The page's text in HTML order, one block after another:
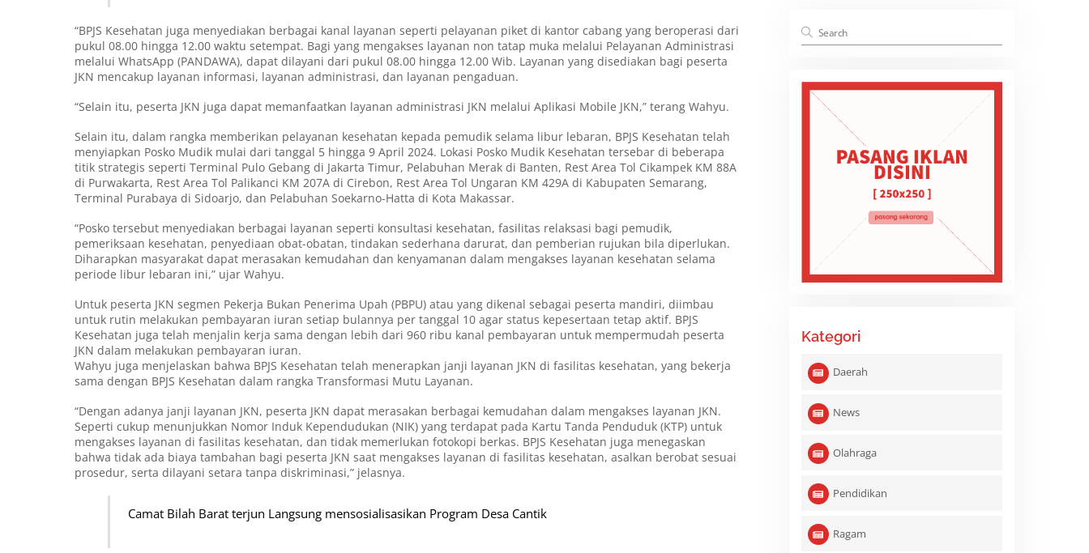
“BPJS Kesehatan juga menyediakan berbagai kanal layanan seperti pelayanan piket di kantor cabang yang beroperasi dari
pukul 08.00 hingga 12.00 waktu setempat. Bagi yang mengakses layanan non tatap muka melalui Pelayanan Administrasi
melalui WhatsApp (PANDAWA), dapat dilayani dari pukul 08.00 hingga 12.00 Wib. Layanan yang disediakan bagi peserta
JKN mencakup layanan informasi, layanan administrasi, dan layanan pengaduan.
“Selain itu, peserta JKN juga dapat memanfaatkan layanan administrasi JKN melalui Aplikasi Mobile JKN,” terang Wahyu.
Selain itu, dalam rangka memberikan pelayanan kesehatan kepada pemudik selama libur lebaran, BPJS Kesehatan telah
menyiapkan Posko Mudik mulai dari tanggal 5 hingga 9 April 2024. Lokasi Posko Mudik Kesehatan tersebar di beberapa
titik strategis seperti Terminal Pulo Gebang di Jakarta Timur, Pelabuhan Merak di Banten, Rest Area Tol Cikampek KM 88A
di Purwakarta, Rest Area Tol Palikanci KM 207A di Cirebon, Rest Area Tol Ungaran KM 429A di Kabupaten Semarang,
Terminal Purabaya di Sidoarjo, dan Pelabuhan Soekarno-Hatta di Kota Makassar.
“Posko tersebut menyediakan berbagai layanan seperti konsultasi kesehatan, fasilitas relaksasi bagi pemudik,
pemeriksaan kesehatan, penyediaan obat-obatan, tindakan sederhana darurat, dan pemberian rujukan bila diperlukan.
Diharapkan masyarakat dapat merasakan kemudahan dan kenyamanan dalam mengakses layanan kesehatan selama
periode libur lebaran ini,” ujar Wahyu.
Untuk peserta JKN segmen Pekerja Bukan Penerima Upah (PBPU) atau yang dikenal sebagai peserta mandiri, diimbau
untuk rutin melakukan pembayaran iuran setiap bulannya per tanggal 10 agar status kepesertaan tetap aktif. BPJS
Kesehatan juga telah menjalin kerja sama dengan lebih dari 960 ribu kanal pembayaran untuk mempermudah peserta
JKN dalam melakukan pembayaran iuran.
Wahyu juga menjelaskan bahwa BPJS Kesehatan telah menerapkan janji layanan JKN di fasilitas kesehatan, yang bekerja
sama dengan BPJS Kesehatan dalam rangka Transformasi Mutu Layanan.
“Dengan adanya janji layanan JKN, peserta JKN dapat merasakan berbagai kemudahan dalam mengakses layanan JKN.
Seperti cukup menunjukkan Nomor Induk Kependudukan (NIK) yang terdapat pada Kartu Tanda Penduduk (KTP) untuk
mengakses layanan di fasilitas kesehatan, dan tidak memerlukan fotokopi berkas. BPJS Kesehatan juga menegaskan
bahwa tidak ada biaya tambahan bagi peserta JKN saat mengakses layanan di fasilitas kesehatan, asalkan berobat sesuai
prosedur, serta dilayani setara tanpa diskriminasi,” jelasnya.
Camat Bilah Barat terjun Langsung mensosialisasikan Program Desa Cantik
Kategori
Daerah
News
Olahraga
Pendidikan
Ragam